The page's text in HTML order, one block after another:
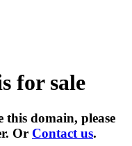
for sale
domain, please
Or Contact us.